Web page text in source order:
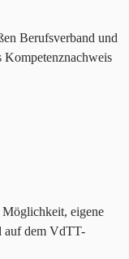
Berufsverband und
Kompetenznachweis
eigene
auf dem VdTT-